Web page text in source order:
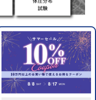
格」よりもさらに厳格